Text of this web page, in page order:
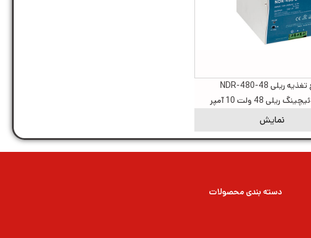
منبع تغذیه ریلی NDR-480-48
ریلی 48 ولت 10 آمپر
نمایش
دسته بندی محصولات